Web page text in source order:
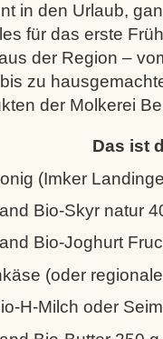
Regionaler
Genuss für Ihr
erstes Urlaubs-
Frühstück
der
Inhalt Ihres
Kühlschrank
kann von der
Abbildung
abweichen.)
in den Urlaub,
für das erste
der Region –
zu
der Molkerei
Das ist
(Imker
Bio-Skyr natur
Bio-Joghurt
(oder
H-Milch oder